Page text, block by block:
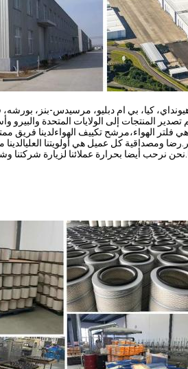
كيا، بي ام دبليو، مرسيدس-بنز،
المنتجات إلى الولايات المتحدة والبيرو
فلتر الهواء،مرشح تكييف الهواءلدينا فريق
ومصداقية كل عميل هي أولويتنا
نرحب أيضا بحرارة عملائنا لزيارة شركتنا